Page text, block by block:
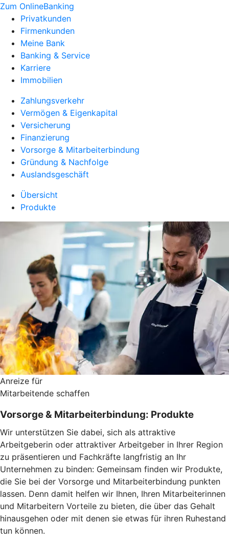
Zum OnlineBanking
Privatkunden
Firmenkunden
Meine Bank
Banking & Service
Karriere
Immobilien
Zahlungsverkehr
Vermögen & Eigenkapital
Versicherung
Finanzierung
Vorsorge & Mitarbeiterbindung
Gründung & Nachfolge
Auslandsgeschäft
Übersicht
Produkte
Anreize für
Mitarbeitende schaffen
Vorsorge & Mitarbeiterbindung: Produkte
Wir unterstützen Sie dabei, sich als attraktive
Arbeitgeberin oder attraktiver Arbeitgeber in Ihrer Region
zu präsentieren und Fachkräfte langfristig an Ihr
Unternehmen zu binden: Gemeinsam finden wir Produkte,
die Sie bei der Vorsorge und Mitarbeiterbindung punkten
lassen. Denn damit helfen wir Ihnen, Ihren Mitarbeiterinnen
und Mitarbeitern Vorteile zu bieten, die über das Gehalt
hinausgehen oder mit denen sie etwas für ihren Ruhestand
tun können.